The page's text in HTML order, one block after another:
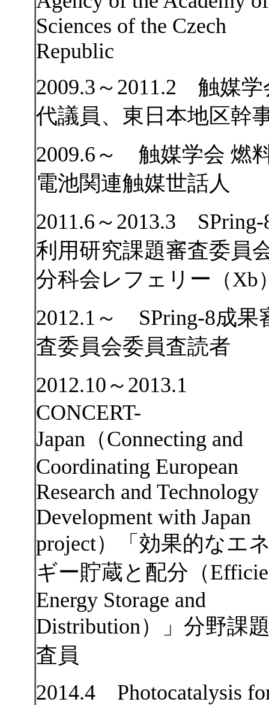
Sciences of the Czech
Republic
2009.3～2011.2 触媒学
代議員、東日本地区幹
2009.6～
触媒学会 燃
電池関連触媒世話人
2011.6～2013.3 SPring-
利用研究課題審査委員
分科会レフェリー （Xb
2012.1～ SPring-8成果
査委員会委員査読者
2012.10～2013.1
CONCERT-
Japan（Connecting and
Coordinating European
Research and Technology
Development with Japan
project）「効果的なエ
ギー貯蔵と配分（
Energy Storage and
Distribution）」分野課
査員
2014.4 Photocatalysis